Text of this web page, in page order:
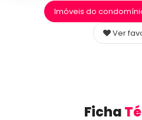
Imóveis do
Ver
Ficha